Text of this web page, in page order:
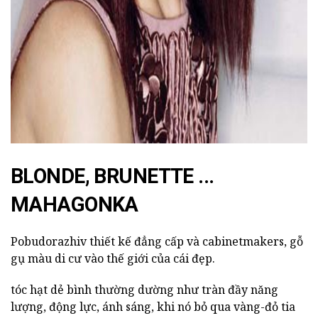
ad
BLONDE, BRUNETTE ...
MAHAGONKA
Pobudorazhiv thiết kế đẳng cấp và cabinetmakers, gỗ
gụ màu di cư vào thế giới của cái đẹp.
tóc hạt dẻ bình thường dường như tràn đầy năng
lượng, động lực, ánh sáng, khi nó bỏ qua vàng-đỏ tia